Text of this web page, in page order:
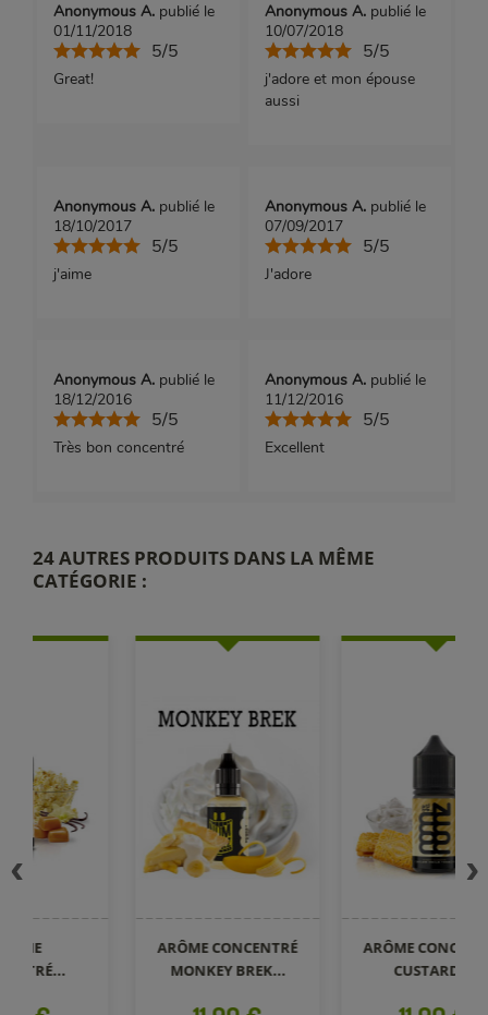
Anonymous A. publié le
01/11/2018
5/5
Great!
Anonymous A. publié le
10/07/2018
5/5
j'adore et mon épouse
aussi
Anonymous A. publié le
18/10/2017
5/5
j'aime
Anonymous A. publié le
07/09/2017
5/5
J'adore
Anonymous A. publié le
18/12/2016
5/5
Très bon concentré
Anonymous A. publié le
11/12/2016
5/5
Excellent
24 AUTRES PRODUITS DANS LA MÊME
CATÉGORIE :
ARÔME CONCENTRÉ
MONKEY BREK...
ARÔME CONCENTRÉ